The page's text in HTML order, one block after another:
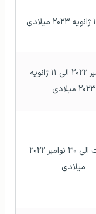
۲۰۲۳ میلادی
میلادی